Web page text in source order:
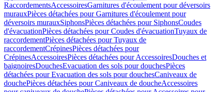
RaccordementsAccessoiresGarnitures d'écoulement pour déversoirs
murauxPièces détachées pour Garnitures d'écoulement pour
déversoirs murauxSiphonsPièces détachées pour SiphonsCoudes
d'évacuationPièces détachées pour Coudes d'évacuationTuyaux de
raccordementPièces détachées pour Tuyaux de
raccordementCrépinesPièces détachées pour
CrépinesAccessoiresPièces détachées pour AccessoiresDouches et
baignoiresDouchesEvacuation des sols pour douchesPièces
détachées pour Evacuation des sols pour douchesCaniveaux de
douchePièces détachées pour Caniveaux de doucheAccessoires